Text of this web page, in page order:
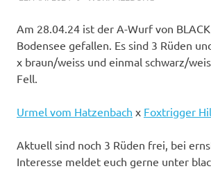
Am 28.04.24 ist der A-Wurf von BLACK
Bodensee gefallen. Es sind 3 Rüden
x braun/weiss und einmal schwarz/
Fell.
Urmel vom Hatzenbach x Foxtrigger
Aktuell sind noch 3 Rüden frei, bei
Interesse meldet euch gerne unter